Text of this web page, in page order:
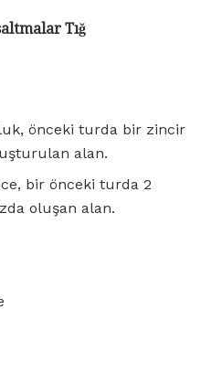
Tığ
önceki turda bir zincir
alan.
bir önceki turda 2
oluşan alan.